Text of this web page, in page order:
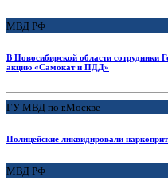
МВД РФ
В Новосибирской области сотрудники
акцию «Самокат и ПДД»
ГУ МВД по г.Москве
Полицейские ликвидировали
МВД РФ